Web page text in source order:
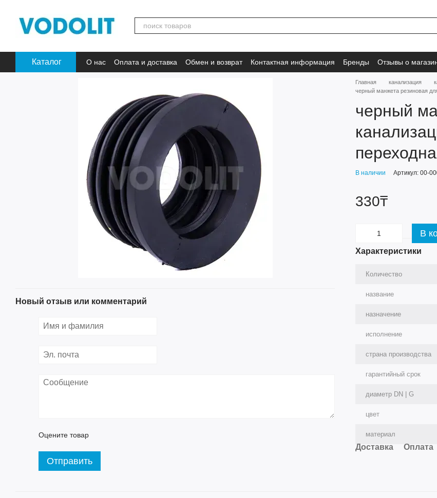
Каталог О нас Оплата и доставка Обмен и возврат Контактная информация Бренды Отзывы о
Новый отзыв или комментарий
Оцените товар
Отправить
Главная канализация
черный манжета резиновая
черный
В наличии Артикул: 00-
330₸
В
Характеристики
Количество
название
назначение
исполнение
страна производства
гарантийный срок
диаметр DN | G
цвет
материал
Доставка Оплата